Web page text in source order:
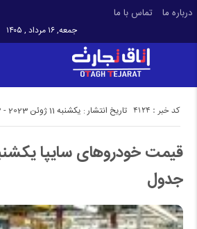
درباره ما تماس با ما
جمعه, ۱۶ مرداد , ۱۴۰۵
تاریخ انتشار : یکشنبه 11 ژوئن 2023 - 7:02 کد خبر : 4124
جدول